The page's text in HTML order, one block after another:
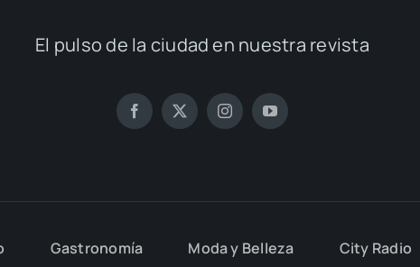
El pul­so de la ciu­dad en nues­tra revis­ta
Gas­tro­no­mía Moda y Belle­za City Radio